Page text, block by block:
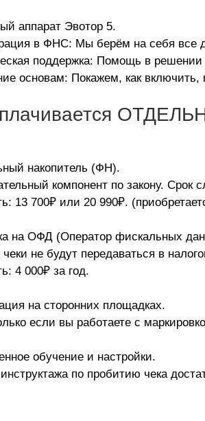
аппарат Эвотор 5.
в ФНС: Мы берём на себя все
поддержка: Помощь в решении
основам: Покажем, как включить,
накопитель (ФН).
компонент по закону.
13 700₽ или 20 990₽.
на ОФД (Оператор фискальных
чеки не будут передаваться в
4 000₽ за год.
на сторонних площадках.
если вы работаете с
обучение и настройки.
по пробитию чека